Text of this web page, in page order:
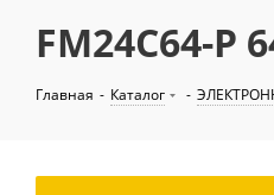
FM24C64-P
Главная - Каталог -